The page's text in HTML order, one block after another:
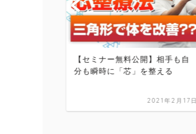
【セミナー無料公開】相手も自
分も瞬時に「芯」を整える
2021年2月17日